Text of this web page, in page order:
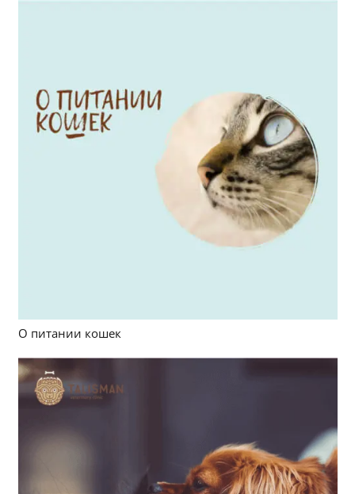
О питании кошек